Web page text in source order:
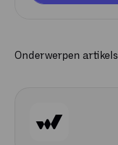
Onderwerpen artikels